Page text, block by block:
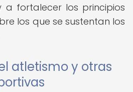
a fortalecer los principios
los que se sustentan los
atletismo y otras